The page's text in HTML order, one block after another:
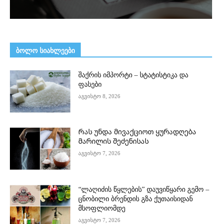
ᲑᲝᲚᲝ ᲡᲘᲐᲮᲚᲔᲔᲑᲘ
შაქრის იმპორტი – სტატისტიკა და
ფასები
აგვისტო 8, 2026
Რას უნდა მივაქციოთ ყურადღება
მარილის შეძენისას
აგვისტო 7, 2026
“ლაღიძის წყლების” დაუვიწყარი გემო –
ცნობილი ბრენდის გზა ქუთაისიდან
მსოფლიომდე
აგვისტო 7, 2026